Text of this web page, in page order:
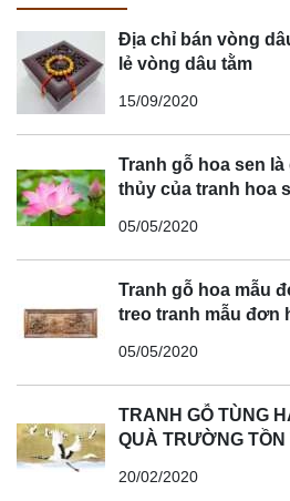
Địa chỉ bán vòng
lẻ vòng dâu tằm
15/09/2020
Tranh gỗ hoa sen
thủy của tranh hoa
05/05/2020
Tranh gỗ hoa mẫu
treo tranh mẫu đơn
05/05/2020
TRANH GỖ TÙNG
QUÀ TRƯỜNG
20/02/2020